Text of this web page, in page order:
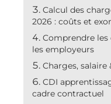
Calcul des
2026 : coûts et
Comprendre les
les employeurs
Charges, salaire
CDI
cadre contractuel